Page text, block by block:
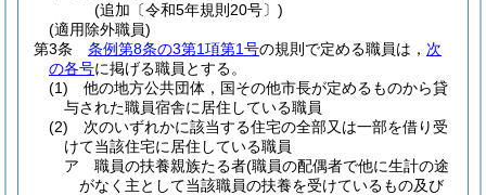
(追加〔令和5年規則20号〕)
(適用除外職員)
第3条
条例第8条の3第1項第1号の規則で定める職員は， 次
の各号に掲げる職員とする。
(1)
他の地方公共団体，国その他市長が定めるものから貸
与された職員宿舎に居住している職員
(2)
次のいずれかに該当する住宅の全部又は一部を借り受
けて当該住宅に居住している職員
ア
職員の扶養親族たる者(職員の配偶者で他に生計の途
がなく主として当該職員の扶養を受けているもの及び